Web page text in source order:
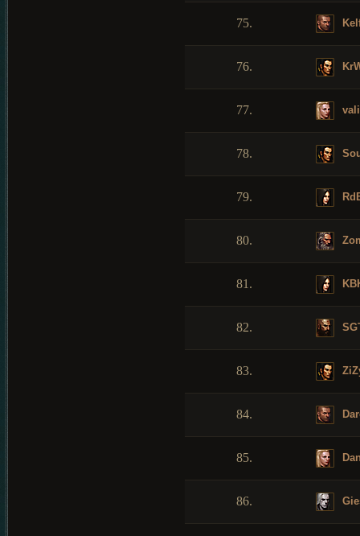
75.
76.
77.
78.
79.
80.
81.
82.
83.
84.
85.
86.